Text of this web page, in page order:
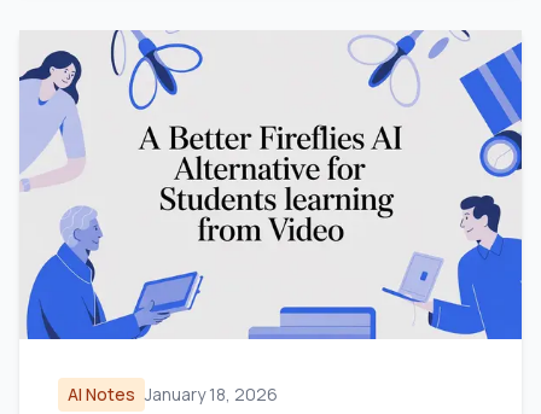
AI Notes January 18, 2026